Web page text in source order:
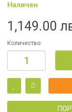
Наличен
1,149.00
Количество: